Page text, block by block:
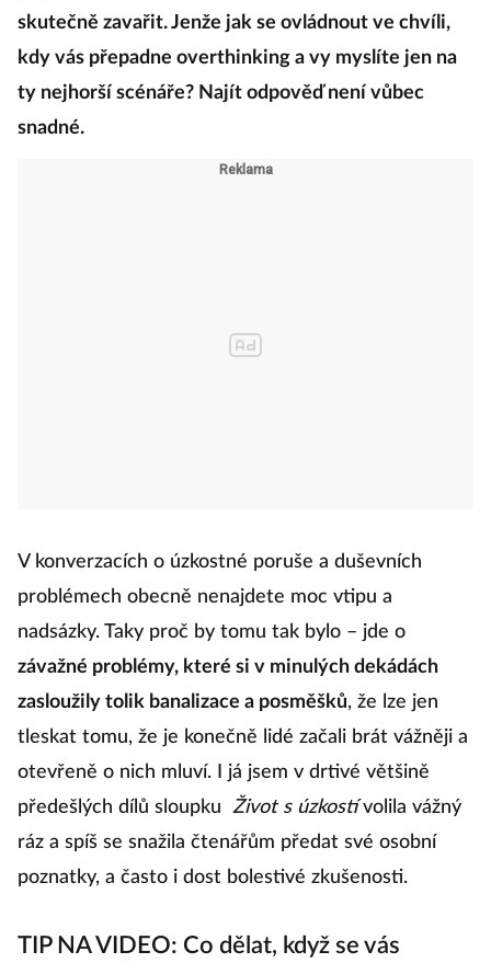
skutečně zavařit. Jenže jak se ovládnout ve chvíli,
kdy vás přepadne overthinking a vy myslíte jen na
ty nejhorší scénáře? Najít odpověď není vůbec
snadné.
V konverzacích o úzkostné poruše a duševních
problémech obecně nenajdete moc vtipu a
nadsázky. Taky proč by tomu tak bylo – jde o
závažné problémy, které si v minulých dekádách
zasloužily tolik banalizace a posměšků, že lze jen
tleskat tomu, že je konečně lidé začali brát vážněji a
otevřeně o nich mluví. I já jsem v drtivé většině
předešlých dílů sloupku
Život s úzkostívolila vážný
ráz a spíš se snažila čtenářům předat své osobní
poznatky, a často i dost bolestivé zkušenosti.
TIP NA VIDEO: Co dělat, když se vás